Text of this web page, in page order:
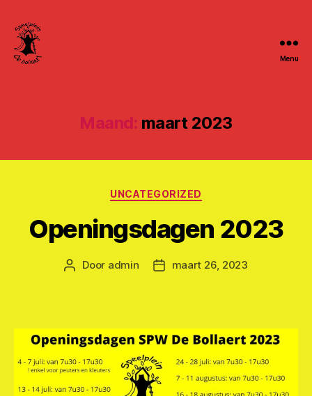
Menu
Maand: maart 2023
Categorieën
UNCATEGORIZED
Openingsdagen 2023
Berichtauteur
Door admin Berichtdatum
maart 26, 2023